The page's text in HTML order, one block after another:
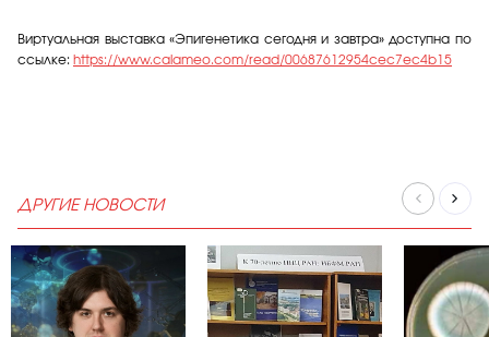
Виртуальная выставка «Эпигенетика сегодня и завтра» доступна по
ссылке: https://www.calameo.com/read/00687612954cec7ec4b15
ДРУГИЕ НОВОСТИ